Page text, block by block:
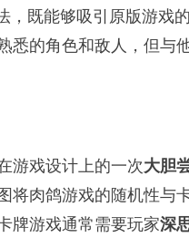
，既能够吸引原版游戏
悉的角色和敌人，但与
游戏设计上的一次大胆
将肉鸽游戏的随机性与
牌游戏通常需要玩家深